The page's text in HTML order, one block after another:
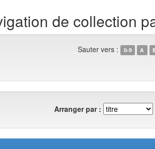
de collection
Sauter vers : 0-9 A
Arranger par :